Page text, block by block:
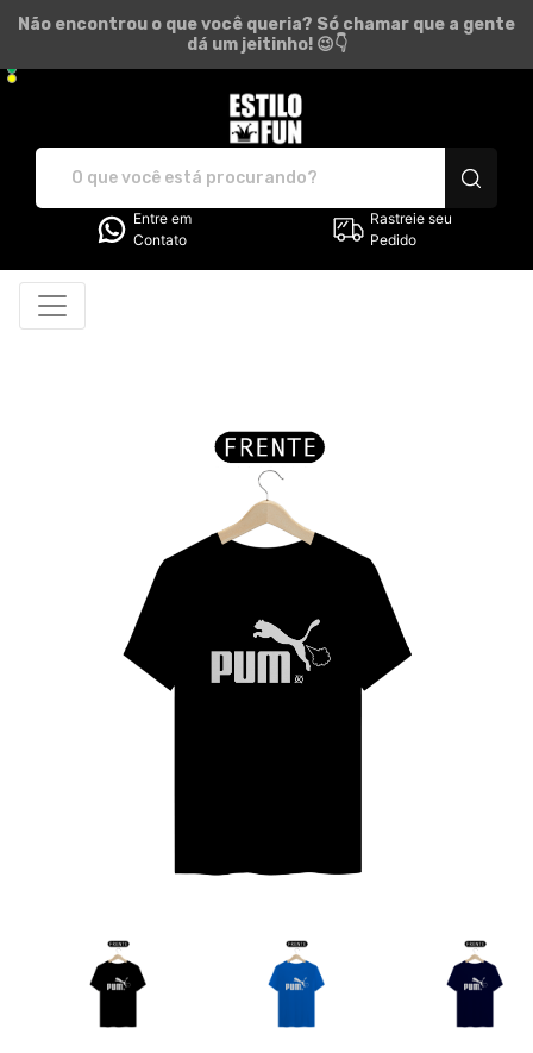
Não encontrou o que você queria? Só chamar que a gente
dá um jeitinho! 😉👇
Entre em
Contato
Rastreie seu
Pedido